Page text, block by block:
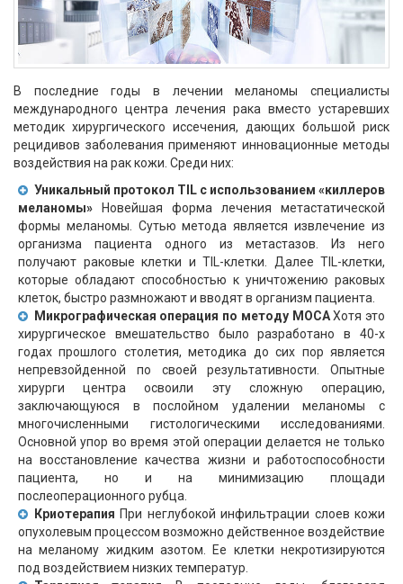
В последние годы в лечении меланомы специалисты
международного центра лечения рака вместо устаревших
методик хирургического иссечения, дающих большой риск
рецидивов заболевания применяют инновационные методы
воздействия на рак кожи. Среди них:
Уникальный протокол TIL с использованием «киллеров
меланомы» Новейшая форма лечения метастатической
формы меланомы. Сутью метода является извлечение из
организма пациента одного из метастазов. Из него
получают раковые клетки и TIL-клетки. Далее TIL-клетки,
которые обладают способностью к уничтожению раковых
клеток, быстро размножают и вводят в организм пациента.
Микрографическая операция по методу МОСАХотя это
хирургическое вмешательство было разработано в 40-х
годах прошлого столетия, методика до сих пор является
непревзойденной по своей результативности. Опытные
хирурги центра освоили эту сложную операцию,
заключающуюся в послойном удалении меланомы с
многочисленными гистологическими исследованиями.
Основной упор во время этой операции делается не только
на восстановление качества жизни и работоспособности
пациента, но и на минимизацию площади
послеоперационного рубца.
Криотерапия При неглубокой инфильтрации слоев кожи
опухолевым процессом возможно действенное воздействие
на меланому жидким азотом. Ее клетки некротизируются
под воздействием низких температур.